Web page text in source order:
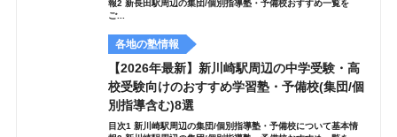
報2 新長田駅周辺の集団/個別指導塾・予備校おすすめ一覧を
ご...
各地の塾情報
【2026年最新】新川崎駅周辺の中学受験・高
校受験向けのおすすめ学習塾・予備校(集団/個
別指導含む)8選
目次1 新川崎駅周辺の集団/個別指導塾・予備校について基本情